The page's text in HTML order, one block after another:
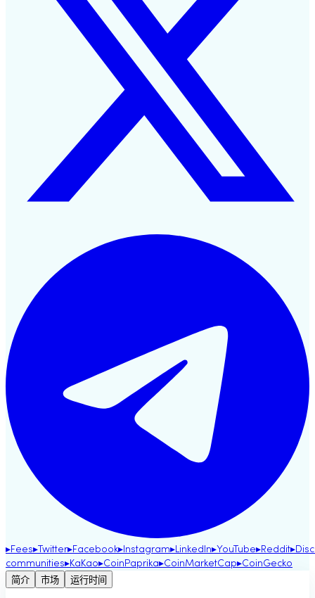
▸Fees▸ Twitter▸Facebook▸ Instagram▸LinkedIn▸YouTube▸Reddit▸
communities▸KaKao▸CoinPaprika▸CoinMarketCap▸CoinGecko
简介
市场 运行时间